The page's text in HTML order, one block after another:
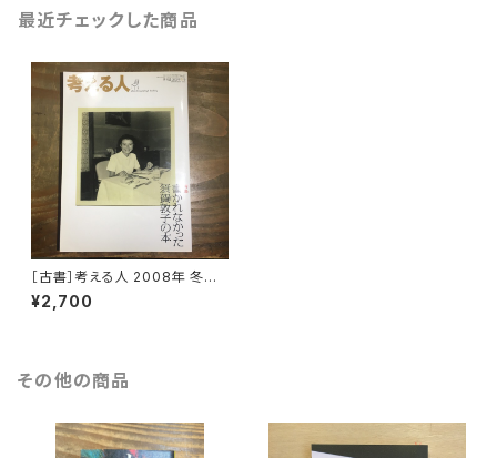
最近チェックした商品
［古書］考える人 2008年 冬
号 書かれなかった須賀敦子の
本
¥2,700
その他の商品